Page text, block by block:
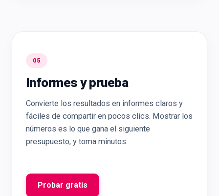
05
Informes y prueba
Convierte los resultados en informes claros y
fáciles de compartir en pocos clics. Mostrar los
números es lo que gana el siguiente
presupuesto, y toma minutos.
Probar gratis